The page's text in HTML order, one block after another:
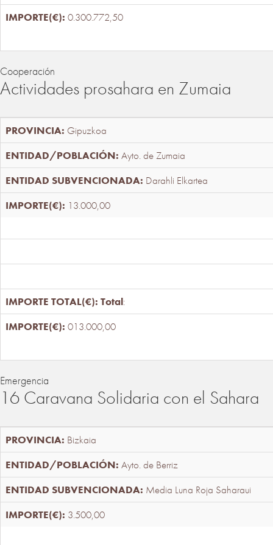
0.300.772,50
Cooperación
Actividades prosahara en Zumaia
Gipuzkoa
Ayto. de Zumaia
Darahli Elkartea
13.000,00
Total:
013.000,00
Emergencia
16 Caravana Solidaria con el Sahara
Bizkaia
Ayto. de Berriz
Media Luna Roja Saharaui
3.500,00